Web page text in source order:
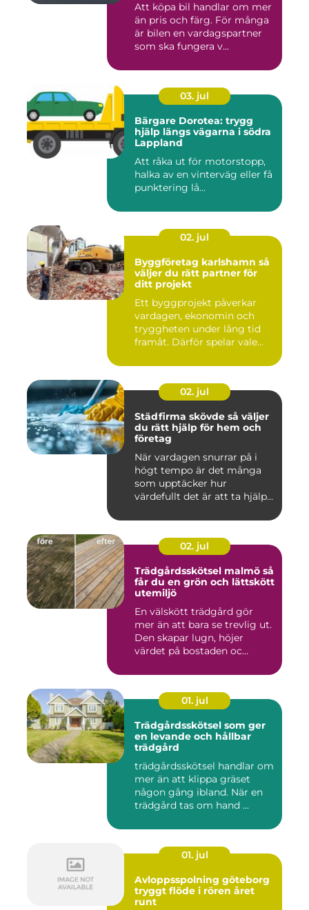
Att köpa bil handlar om mer
än pris och färg. För många
är bilen en vardagspartner
som ska fungera v...
03. jul
Bärgare Dorotea: trygg
hjälp längs vägarna i södra
Lappland
Att råka ut för motorstopp,
halka av en vinterväg eller få
punktering lå...
02. jul
Byggföretag karlshamn så
väljer du rätt partner för
ditt projekt
Ett byggprojekt påverkar
vardagen, ekonomin och
tryggheten under lång tid
framåt. Därför spelar vale...
02. jul
Städfirma skövde så väljer
du rätt hjälp för hem och
företag
När vardagen snurrar på i
högt tempo är det många
som upptäcker hur
värdefullt det är att ta hjälp
02. jul
Trädgårdsskötsel malmö så
får du en grön och lättskött
utemiljö
En välskött trädgård gör
mer än att bara se trevlig ut.
Den skapar lugn, höjer
värdet på bostaden oc...
01. jul
Trädgårdsskötsel som ger
en levande och hållbar
trädgård
trädgårdsskötsel handlar om
mer än att klippa gräset
någon gång ibland. När en
trädgård tas om hand ...
01. jul
Avloppsspolning göteborg
tryggt flöde i rören året
runt